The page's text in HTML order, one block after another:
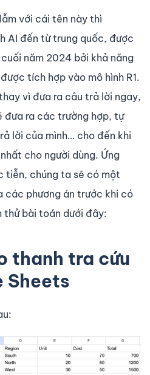
với cái tên này thì
AI đến từ trung quốc, được
năm 2024 bởi khả năng
tích hợp vào mô hình R1.
vì đưa ra câu trả lời ngay,
đưa ra các trường hợp, tự
lời của mình… cho đến khi
cho người dùng. Ứng
tiễn, chúng ta sẽ có một
các phương án trước khi có
thử bài toán dưới đây:
thanh tra cứu
Sheets